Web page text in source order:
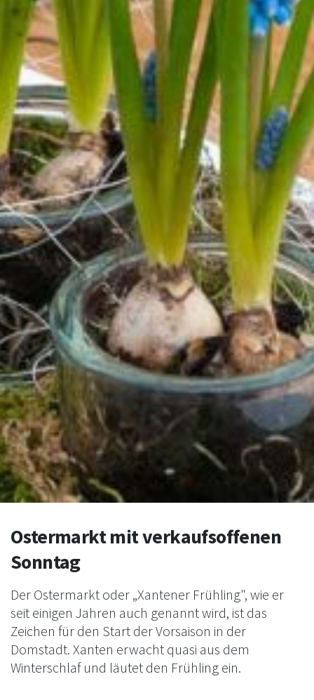
Ostermarkt mit verkaufsoffenen
Sonntag
Der Ostermarkt oder „Xantener Frühling", wie er
seit einigen Jahren auch genannt wird, ist das
Zeichen für den Start der Vorsaison in der
Domstadt. Xanten erwacht quasi aus dem
Winterschlaf und läutet den Frühling ein.